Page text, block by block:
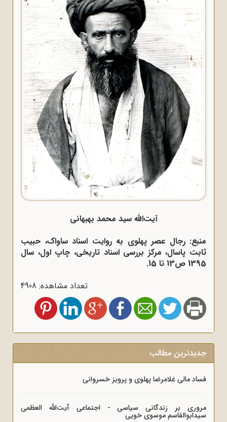
آیت‌الله سید محمد بهبهانی
منبع: رجال عصر پهلوی به روایت اسناد ساواک، حبیب
ثابت پاسال، مرکز بررسی اسناد تاریخی، چاپ اول، سال
1395 ص13 تا 15.
تعداد مشاهده: 4908
جدیدترین مطالب
فساد مالی غلامرضا پهلوی و پرویز خسروانی
مروری بر زندگانی سیاسی - اجتماعی آیت‌الله العظمی
سیدابوالقاسم موسوی خویی